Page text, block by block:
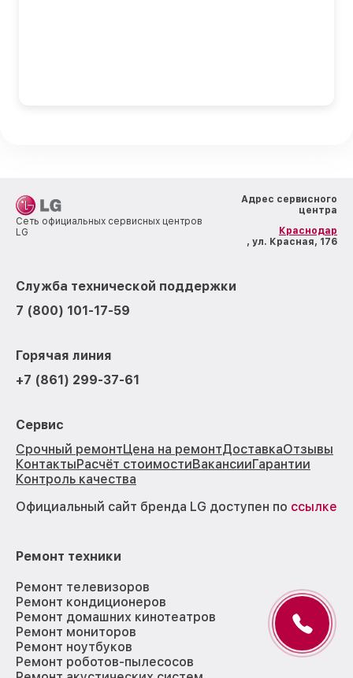
Сеть официальных сервисных центров
LG
Адрес сервисного
центра
Краснодар
, ул. Красная, 176
Служба технической поддержки
7 (800) 101-17-59
Горячая линия
+7 (861) 299-37-61
Сервис
Срочный ремонтЦена на ремонтДоставкаОтзывы
КонтактыРасчёт стоимостиВакансииГарантии
Контроль качества
Официальный сайт бренда LG доступен по ссылке
Ремонт техники
Ремонт телевизоров
Ремонт кондиционеров
Ремонт домашних кинотеатров
Ремонт мониторов
Ремонт ноутбуков
Ремонт роботов-пылесосов